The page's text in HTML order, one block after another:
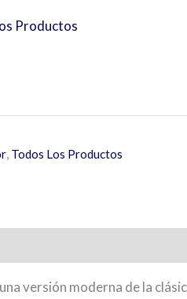
Productos
, Todos Los Productos
versión moderna de la